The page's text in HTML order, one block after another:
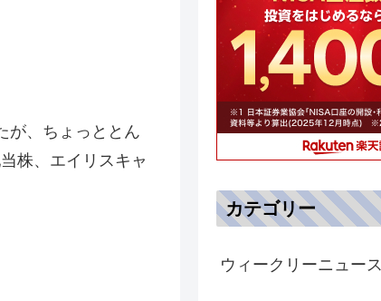
が、ちょっととん
株、エイリスキャ
カテゴリー
ウィークリーニュース